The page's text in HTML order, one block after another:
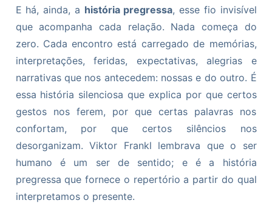
E há, ainda, a história pregressa, esse fio invisível
que acompanha cada relação. Nada começa do
zero. Cada encontro está carregado de memórias,
interpretações, feridas, expectativas, alegrias e
narrativas que nos antecedem: nossas e do outro. É
essa história silenciosa que explica por que certos
gestos nos ferem, por que certas palavras nos
confortam, por que certos silêncios nos
desorganizam. Viktor Frankl lembrava que o ser
humano é um ser de sentido; e é a história
pregressa que fornece o repertório a partir do qual
interpretamos o presente.